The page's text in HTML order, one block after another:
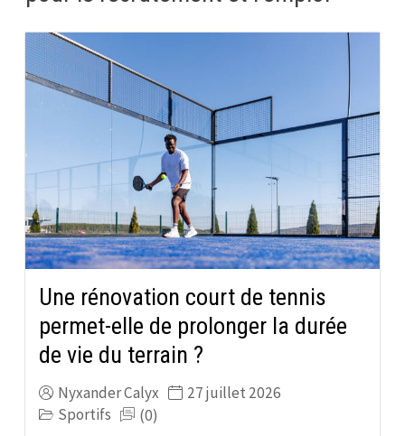
Une rénovation court de tennis
permet-elle de prolonger la durée
de vie du terrain ?
Nyxander Calyx
27 juillet 2026
Sportifs
(0)